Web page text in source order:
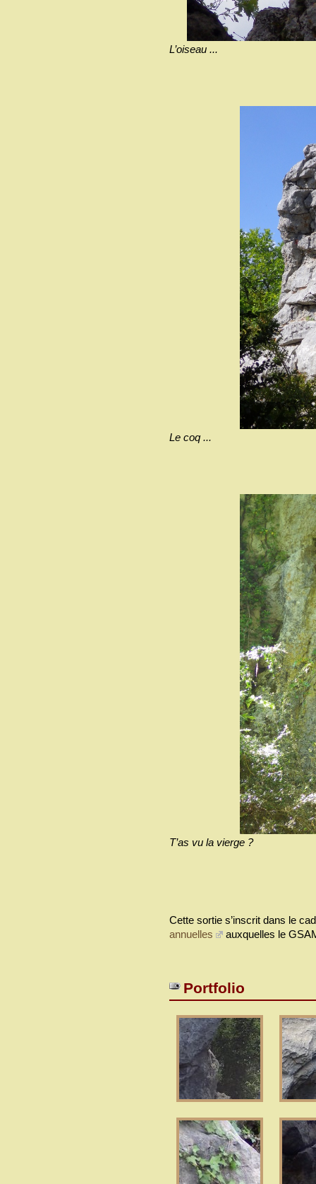
L’oiseau ...
Le coq ...
T’as vu la vierge ?
Cette sortie s’inscrit dans le
annuelles
auxquelles le
Portfolio